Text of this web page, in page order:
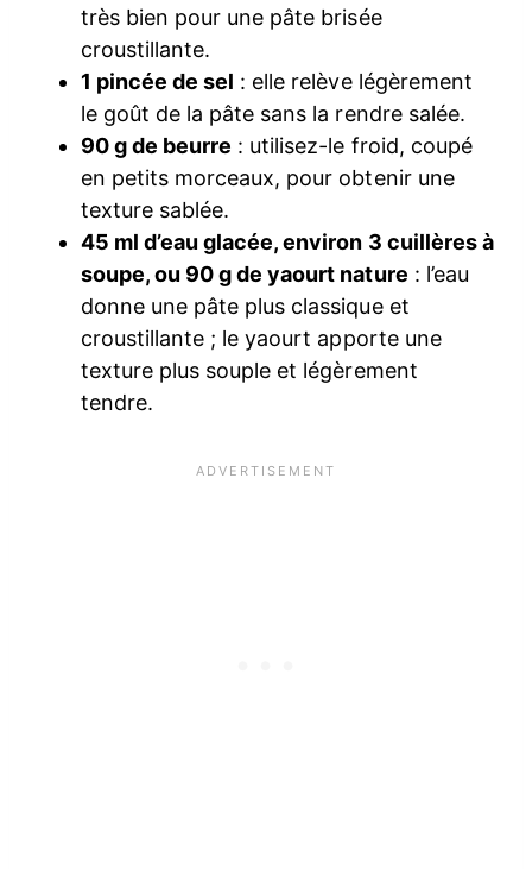
très bien pour une pâte brisée
croustillante.
1 pincée de sel : elle relève légèrement
le goût de la pâte sans la rendre salée.
90 g de beurre : utilisez-le froid, coupé
en petits morceaux, pour obtenir une
texture sablée.
45 ml d’eau glacée, environ 3 cuillères à
soupe, ou 90 g de yaourt nature : l’eau
donne une pâte plus classique et
croustillante ; le yaourt apporte une
texture plus souple et légèrement
tendre.